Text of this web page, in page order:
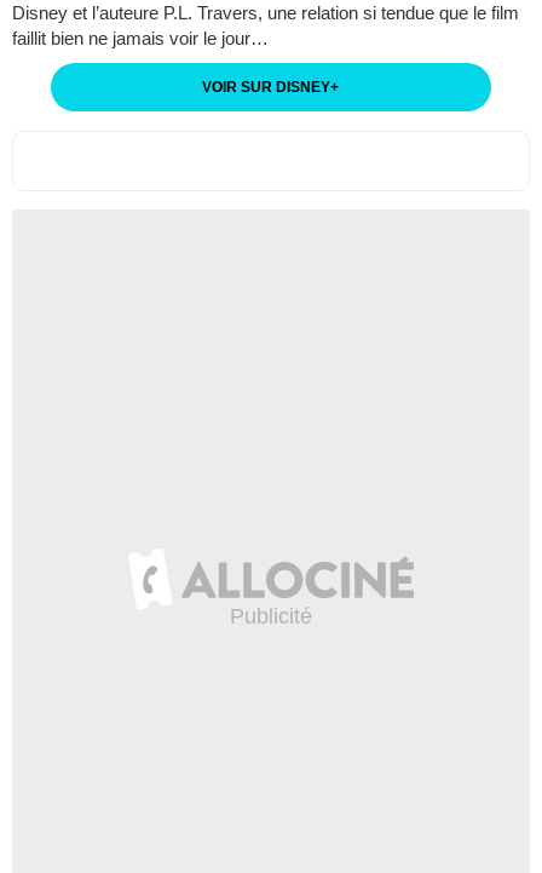
Disney et l’auteure P.L. Travers, une relation si tendue que le film
faillit bien ne jamais voir le jour…
VOIR SUR DISNEY+